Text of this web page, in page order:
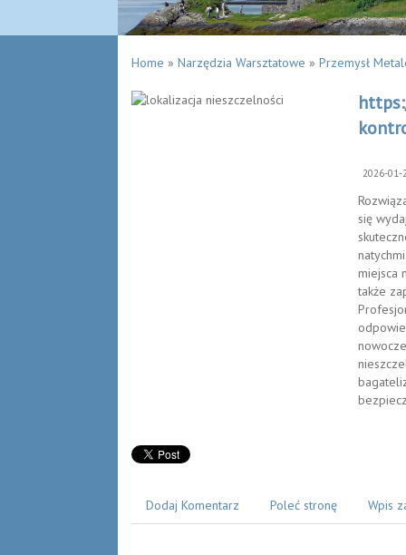
Home » Narzędzia Warsztatowe » Przemysł
2026-01-
się
miejsca
także
Dodaj Komentarz Poleć stronę Wpis